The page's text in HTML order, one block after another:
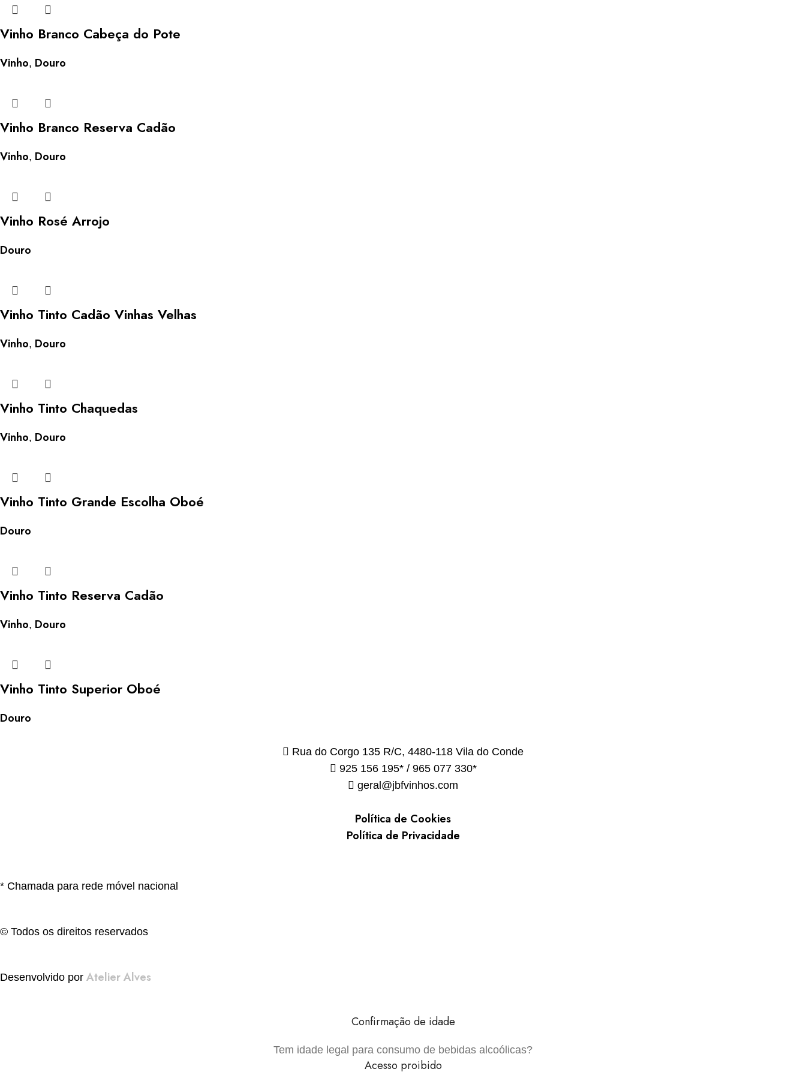
Vinho Branco Cabeça do Pote
Vinho, Douro
Vinho Branco Reserva Cadão
Vinho, Douro
Vinho Rosé Arrojo
Douro
Vinho Tinto Cadão Vinhas Velhas
Vinho, Douro
Vinho Tinto Chaquedas
Vinho, Douro
Vinho Tinto Grande Escolha Oboé
Douro
Vinho Tinto Reserva Cadão
Vinho, Douro
Vinho Tinto Superior Oboé
Douro
Rua do Corgo 135 R/C, 4480-118 Vila do Conde
925 156 195* / 965 077 330*
geral@jbfvinhos.com
Política de Cookies
Política de Privacidade
* Chamada para rede móvel nacional
© Todos os direitos reservados
Desenvolvido por Atelier Alves
Confirmação de idade
Tem idade legal para consumo de bebidas alcoólicas?
Acesso proibido